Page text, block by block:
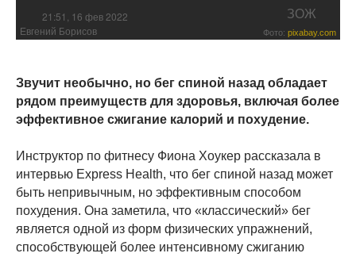
21:51, 16 фев 2022 ЗОЖ
Евгений Борисов Фото: pixabay.com
Звучит необычно, но бег спиной назад обладает
рядом преимуществ для здоровья, включая более
эффективное сжигание калорий и похудение.
Инструктор по фитнесу Фиона Хоукер рассказала в
интервью Express Health, что бег спиной назад может
быть непривычным, но эффективным способом
похудения. Она заметила, что «классический» бег
является одной из форм физических упражнений,
способствующей более интенсивному сжиганию